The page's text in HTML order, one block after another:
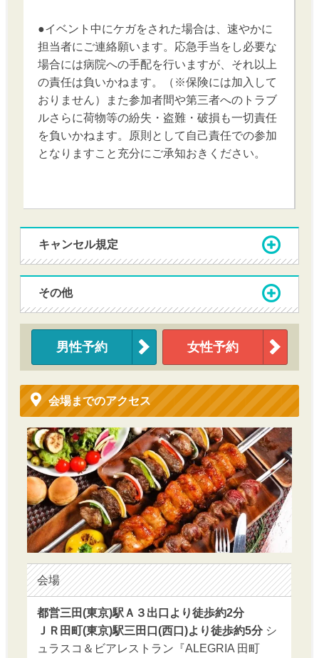
●イベント中にケガをされた場合は、速やかに
担当者にご連絡願います。応急手当をし必要な
場合には病院への手配を行いますが、それ以上
の責任は負いかねます。（※保険には加入して
おりません）また参加者間や第三者へのトラブ
ルさらに荷物等の紛失・盗難・破損も一切責任
を負いかねます。原則として自己責任での参加
となりますこと充分にご承知おきください。
キャンセル規定
その他
男性予約 女性予約
会場までのアクセス
会場
都営三田(東京)駅Ａ３出口より徒歩約2分
ＪＲ田町(東京)駅三田口(西口)より徒歩約5分シ
ュラスコ＆ビアレストラン『ALEGRIA 田町